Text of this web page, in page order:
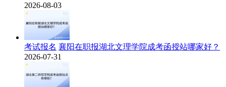
2026-08-03
考试报名 襄阳在职报湖北文理学院成考函授站哪家好？
2026-07-31